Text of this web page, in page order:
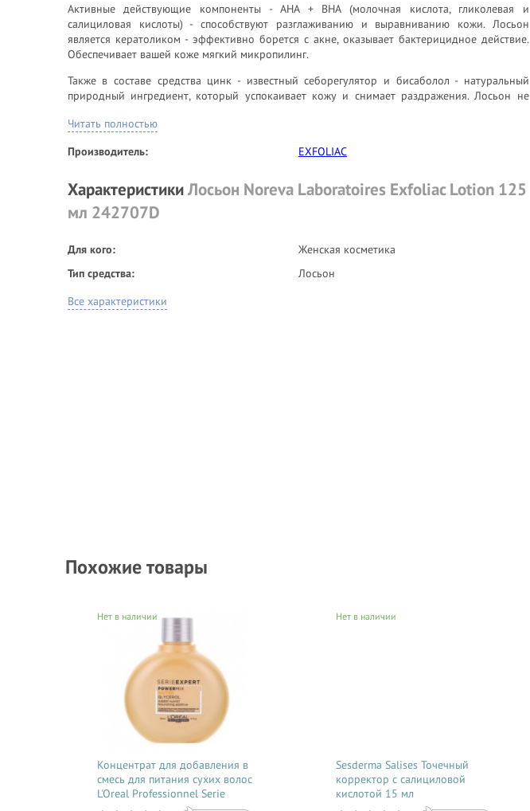
Активные действующие компоненты - AHA + BHA (молочная кислота, гликолевая и
салициловая кислоты) - способствуют разглаживанию и выравниванию кожи. Лосьон
является кератоликом - эффективно борется с акне, оказывает бактерицидное действие.
Обеспечивает вашей коже мягкий микропилинг.
Также в составе средства цинк - известный себорегулятор и бисаболол - натуральный
природный ингредиент, который успокаивает кожу и снимает раздражения. Лосьон не
Состав:
bisabolol, zinc PCA, fragance, disodium EDTA
Читать полностью
Производитель:
EXFOLIAC
ХарактеристикиЛосьон Noreva Laboratoires Exfoliac Lotion 125
мл 242707D
Для кого:
Женская косметика
Тип средства:
Лосьон
Все характеристики
Похожие товары
Нет в наличии
Концентрат для добавления в
смесь для питания сухих волос
L'Oreal Professionnel Serie
Нет в наличии
Sesderma Salises Точечный
корректор с салициловой
кислотой 15 мл